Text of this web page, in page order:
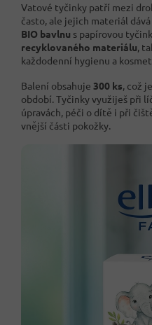
Vatové tyčinky patří mezi
často, ale jejich materiál
BIO bavlnu s papírovou
recyklovaného materiálu,
každodenní hygienu a
Balení obsahuje 300 ks, což
období. Tyčinky využiješ při
úpravách, péči o dítě i při
vnější části pokožky.